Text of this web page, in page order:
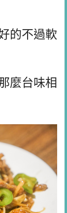
的不過軟
麼台味相